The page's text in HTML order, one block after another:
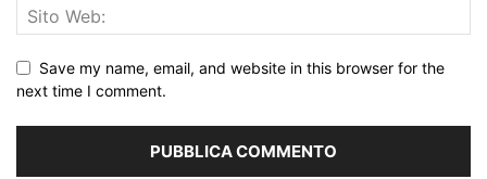
Save my name, email, and website in this browser for the
next time I comment.